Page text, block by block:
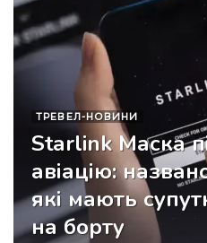
ТРЕВЕЛ-НОВИНИ
Starlink Маска
авіацію:
які мають
на борту